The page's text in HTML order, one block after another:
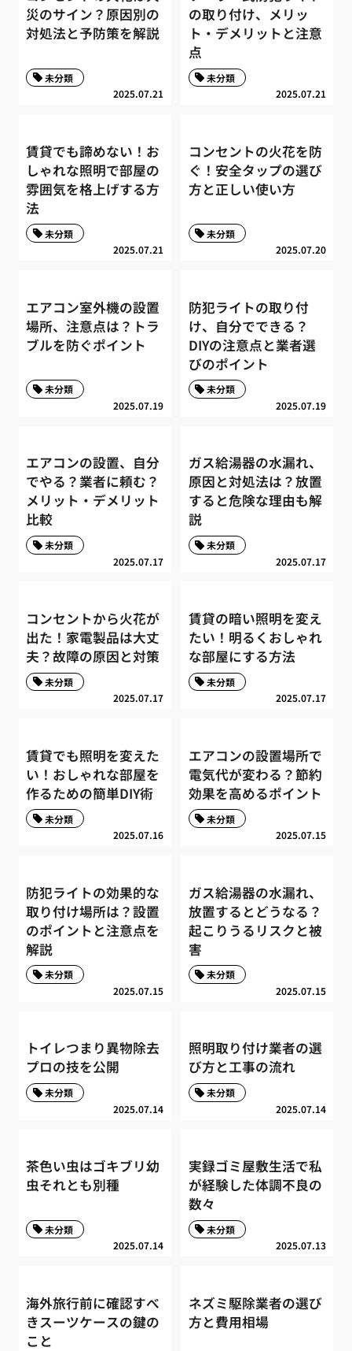
災のサイン？原因別の
対処法と予防策を解説
2025.07.21
未分類
の取り付け、メリッ
ト・デメリットと注意
点
2025.07.21
未分類
賃貸でも諦めない！お
しゃれな照明で部屋の
雰囲気を格上げする方
法
2025.07.21
未分類
コンセントの火花を防
ぐ！安全タップの選び
方と正しい使い方
2025.07.20
未分類
エアコン室外機の設置
場所、注意点は？トラ
ブルを防ぐポイント
2025.07.19
未分類
防犯ライトの取り付
け、自分でできる？
DIYの注意点と業者選
びのポイント
2025.07.19
未分類
エアコンの設置、自分
でやる？業者に頼む？
メリット・デメリット
比較
2025.07.17
未分類
ガス給湯器の水漏れ、
原因と対処法は？放置
すると危険な理由も解
説
2025.07.17
未分類
コンセントから火花が
出た！家電製品は大丈
夫？故障の原因と対策
2025.07.17
未分類
賃貸の暗い照明を変え
たい！明るくおしゃれ
な部屋にする方法
2025.07.17
未分類
賃貸でも照明を変えた
い！おしゃれな部屋を
作るための簡単DIY術
2025.07.16
未分類
エアコンの設置場所で
電気代が変わる？節約
効果を高めるポイント
2025.07.15
未分類
防犯ライトの効果的な
取り付け場所は？設置
のポイントと注意点を
解説
2025.07.15
未分類
ガス給湯器の水漏れ、
放置するとどうなる？
起こりうるリスクと被
害
2025.07.15
未分類
トイレつまり異物除去
プロの技を公開
2025.07.14
未分類
照明取り付け業者の選
び方と工事の流れ
2025.07.14
未分類
茶色い虫はゴキブリ幼
虫それとも別種
2025.07.14
未分類
実録ゴミ屋敷生活で私
が経験した体調不良の
数々
2025.07.13
未分類
海外旅行前に確認すべ
きスーツケースの鍵の
こと
ネズミ駆除業者の選び
方と費用相場